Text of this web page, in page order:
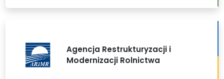
Agencja Restrukturyzacji i
Modernizacji Rolnictwa